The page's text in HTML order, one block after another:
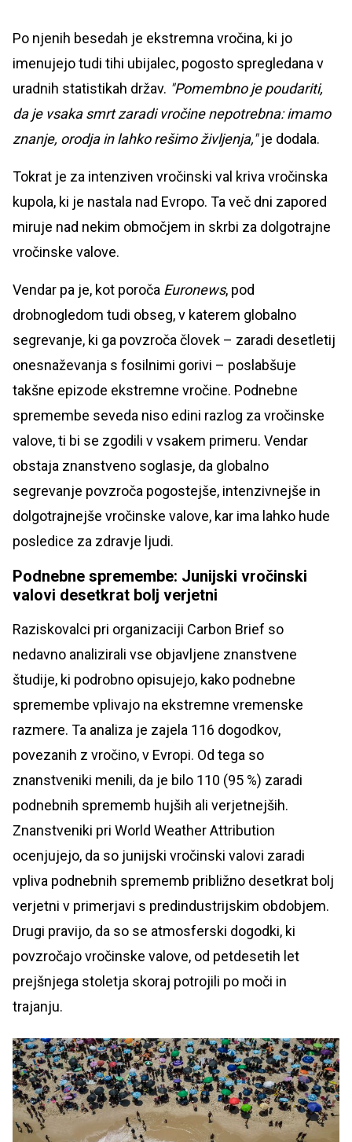
Po njenih besedah je ekstremna vročina, ki jo
imenujejo tudi tihi ubijalec, pogosto spregledana v
uradnih statistikah držav. "Pomembno je poudariti,
da je vsaka smrt zaradi vročine nepotrebna: imamo
znanje, orodja in lahko rešimo življenja,"je dodala.
Tokrat je za intenziven vročinski val kriva vročinska
kupola, ki je nastala nad Evropo. Ta več dni zapored
miruje nad nekim območjem in skrbi za dolgotrajne
vročinske valove.
Vendar pa je, kot poroča Euronews, pod
drobnogledom tudi obseg, v katerem globalno
segrevanje, ki ga povzroča človek – zaradi desetletij
onesnaževanja s fosilnimi gorivi – poslabšuje
takšne epizode ekstremne vročine. Podnebne
spremembe seveda niso edini razlog za vročinske
valove, ti bi se zgodili v vsakem primeru. Vendar
obstaja znanstveno soglasje, da globalno
segrevanje povzroča pogostejše, intenzivnejše in
dolgotrajnejše vročinske valove, kar ima lahko hude
posledice za zdravje ljudi.
Podnebne spremembe: Junijski vročinski
valovi desetkrat bolj verjetni
Raziskovalci pri organizaciji Carbon Brief so
nedavno analizirali vse objavljene znanstvene
študije, ki podrobno opisujejo, kako podnebne
spremembe vplivajo na ekstremne vremenske
razmere. Ta analiza je zajela 116 dogodkov,
povezanih z vročino, v Evropi. Od tega so
znanstveniki menili, da je bilo 110 (95 %) zaradi
podnebnih sprememb hujših ali verjetnejših.
Znanstveniki pri World Weather Attribution
ocenjujejo, da so junijski vročinski valovi zaradi
vpliva podnebnih sprememb približno desetkrat bolj
verjetni v primerjavi s predindustrijskim obdobjem.
Drugi pravijo, da so se atmosferski dogodki, ki
povzročajo vročinske valove, od petdesetih let
prejšnjega stoletja skoraj potrojili po moči in
trajanju.